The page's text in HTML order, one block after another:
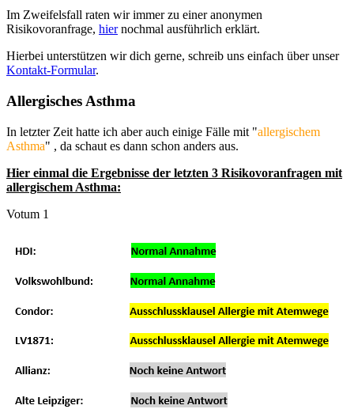
Im Zweifelsfall raten wir immer zu einer anonymen
Risikovoranfrage, hiernochmal ausführlich erklärt.
Hierbei unterstützen wir dich gerne, schreib uns einfach über unser
Kontakt-Formular.
Allergisches Asthma
In letzter Zeit hatte ich aber auch einige Fälle mit "allergischem
Asthma" , da schaut es dann schon anders aus.
Hier einmal die Ergebnisse der letzten 3 Risikovoranfragen mit
allergischem Asthma:
Votum 1